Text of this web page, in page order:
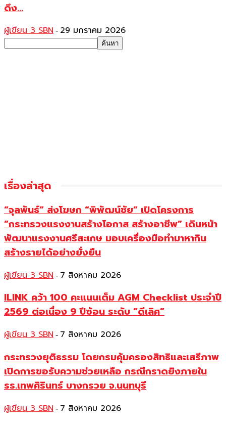
ดึง...
ผู้เขียน 3 SBN - 29 มกราคม 2026
เรื่องล่าสุด
“จุลพันธ์” ส่งโฆษก “พิพัฒน์ชัย” เปิดโครงการ
“กระทรวงแรงงานสร้างโอกาส สร้างอาชีพ” เดินหน้า
พัฒนาแรงงานศรีสะเกษ มอบเครื่องมือทำมาหากิน
สร้างรายได้อย่างยั่งยืน
ผู้เขียน 3 SBN - 7 สิงหาคม 2026
ILINK คว้า 100 คะแนนเต็ม AGM Checklist ประจำปี
2569 ต่อเนื่อง 9 ปีซ้อน ระดับ “ดีเลิศ”
ผู้เขียน 3 SBN - 7 สิงหาคม 2026
กระทรวงยุติธรรม โดยกรมคุ้มครองสิทธิและเสรีภาพ
เปิดการขอรับความช่วยเหลือ กรณีกราดยิงภายใน
รร.เทพศิรินทร์ บางกรวย จ.นนทบุรี
ผู้เขียน 3 SBN - 7 สิงหาคม 2026